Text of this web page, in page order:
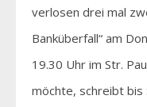
verlosen drei mal
Banküberfall“ am
19.30 Uhr im Str.
möchte, schreibt bis